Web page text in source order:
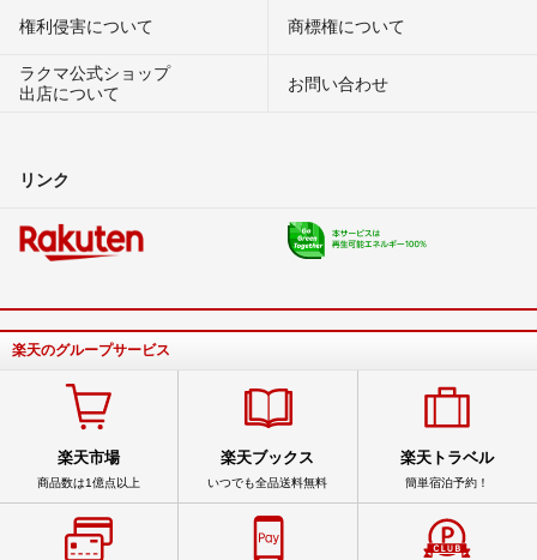
権利侵害について
商標権について
ラクマ公式ショップ
出店について
お問い合わせ
リンク
楽天のグループサービス
楽天市場
商品数は1億点以上
楽天ブックス
いつでも全品送料無料
楽天トラベル
簡単宿泊予約！